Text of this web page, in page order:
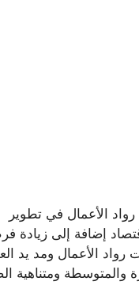
الأعمال في تطوير
إضافة إلى زيادة
الأعمال ومد يد
ومتناهية